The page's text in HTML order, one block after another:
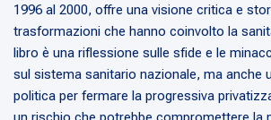
1996 al 2000, offre una visione critica e
trasformazioni che hanno coinvolto la
libro è una riflessione sulle sfide e le
sul sistema sanitario nazionale, ma anche
politica per fermare la progressiva